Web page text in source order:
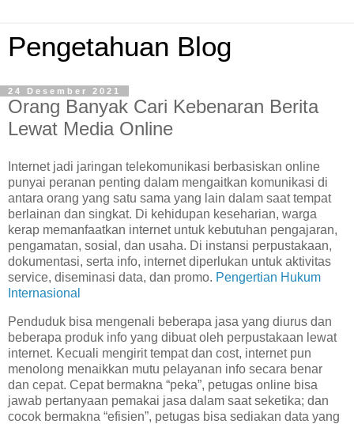
Pengetahuan Blog
24 Desember 2021
Orang Banyak Cari Kebenaran Berita
Lewat Media Online
Internet jadi jaringan telekomunikasi berbasiskan online
punyai peranan penting dalam mengaitkan komunikasi di
antara orang yang satu sama yang lain dalam saat tempat
berlainan dan singkat. Di kehidupan keseharian, warga
kerap memanfaatkan internet untuk kebutuhan pengajaran,
pengamatan, sosial, dan usaha. Di instansi perpustakaan,
dokumentasi, serta info, internet diperlukan untuk aktivitas
service, diseminasi data, dan promo. Pengertian Hukum
Internasional
Penduduk bisa mengenali beberapa jasa yang diurus dan
beberapa produk info yang dibuat oleh perpustakaan lewat
internet. Kecuali mengirit tempat dan cost, internet pun
menolong menaikkan mutu pelayanan info secara benar
dan cepat. Cepat bermakna “peka”, petugas online bisa
jawab pertanyaan pemakai jasa dalam saat seketika; dan
cocok bermakna “efisien”, petugas bisa sediakan data yang